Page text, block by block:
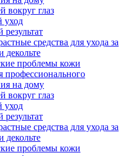
вокруг глаз
уход
средства для ухода за
декольте
проблемы кожи
профессионального
на дому
вокруг глаз
уход
средства для ухода за
декольте
проблемы кожи